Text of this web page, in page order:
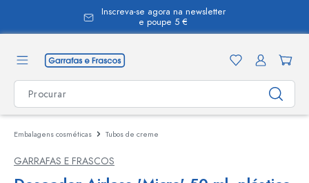
Inscreva-se agora na newsletter
e poupe 5 €
Embalagens cosméticas Tubos de creme
GARRAFAS E FRASCOS